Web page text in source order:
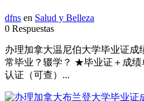
dfns en Salud y Belleza
0 Respuestas
办理加拿大温尼伯大学毕业证成
常毕业？辍学？ ★毕业证＋成
认证（可查）...